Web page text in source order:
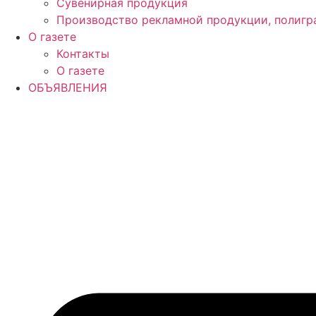
Производство рекламной продукции,
О газете
Контакты
О газете
ОБЪЯВЛЕНИЯ